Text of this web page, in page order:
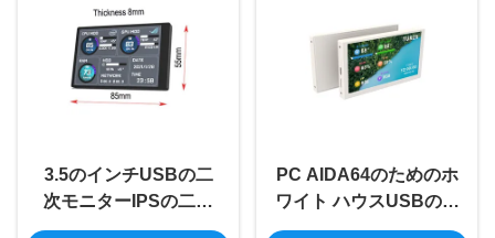
3.5のインチUSBの二
次モニターIPSの二次
PCのモニターCPUの
PC AIDA64のためのホ
ワイト ハウスUSBの二
次モニター800x480の